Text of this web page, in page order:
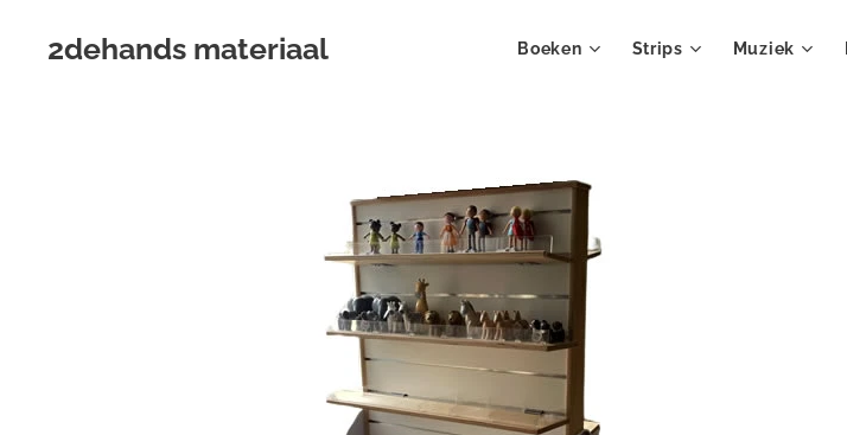
2dehands materiaal Boeken Strips Muziek